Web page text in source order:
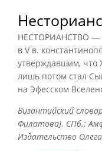
НЕСТОРИАНСТВО —
в V в.
утверждавшим, что
лишь потом стал
на Эфесском
Византийский
Филатова]. СПб.:
Издательство